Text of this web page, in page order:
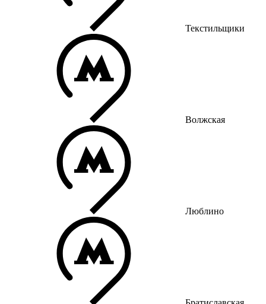
Текстильщики
Волжская
Люблино